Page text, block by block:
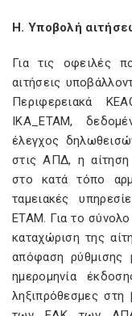
Η. Υποβολή
Για τις οφειλές
αιτήσεις
Περιφερειακά
ΙΚΑ_ΕΤΑΜ,
έλεγχος
στις ΑΠΔ, η αίτηση
στο κατά τόπο
ταμειακές
ΕΤΑΜ. Για το
καταχώριση της
απόφαση ρύθμισης
ημερομηνία
ληξιπρόθεσμες